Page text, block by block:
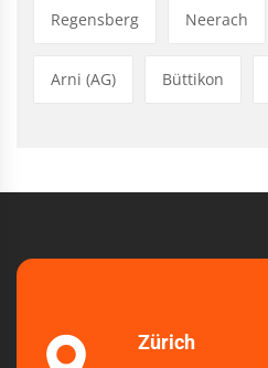
Regensberg Neerach
Arni (AG) Büttikon
Zürich